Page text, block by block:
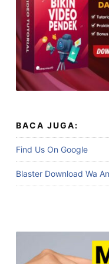
BACA JUGA:
Find Us On Google
Blaster Download Wa